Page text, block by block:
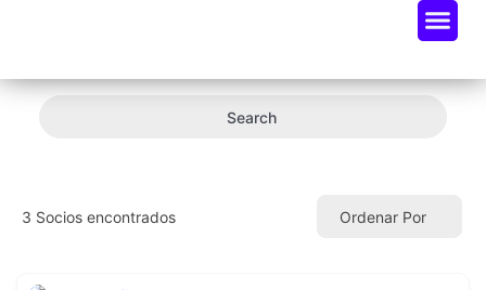
Search
3 Socios encontrados Ordenar Por